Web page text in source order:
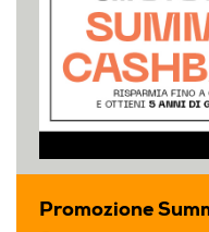
Promozione